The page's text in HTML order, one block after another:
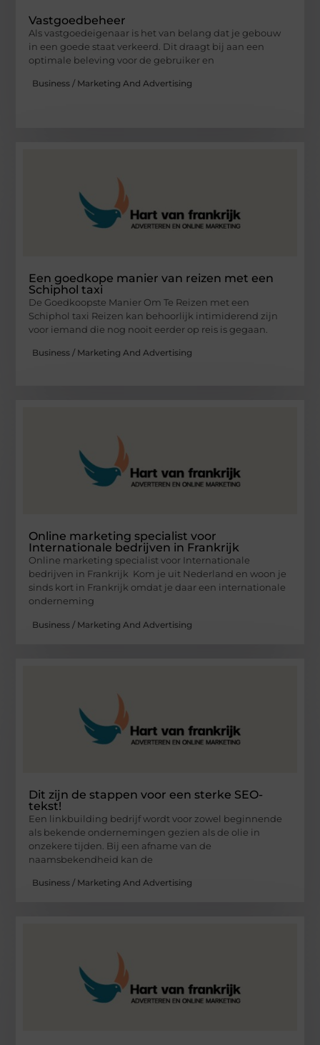
Vastgoedbeheer
Als vastgoedeigenaar is het van belang dat je gebouw
in een goede staat verkeerd. Dit draagt bij aan een
optimale beleving voor de gebruiker en
Business / Marketing And Advertising
Een goedkope manier van reizen met een
Schiphol taxi
De Goedkoopste Manier Om Te Reizen met een
Schiphol taxi Reizen kan behoorlijk intimiderend zijn
voor iemand die nog nooit eerder op reis is gegaan.
Business / Marketing And Advertising
Online marketing specialist voor
Internationale bedrijven in Frankrijk
Online marketing specialist voor Internationale
bedrijven in Frankrijk Kom je uit Nederland en woon je
sinds kort in Frankrijk omdat je daar een internationale
onderneming
Business / Marketing And Advertising
Dit zijn de stappen voor een sterke SEO-
tekst!
Een linkbuilding bedrijf wordt voor zowel beginnende
als bekende ondernemingen gezien als de olie in
onzekere tijden. Bij een afname van de
naamsbekendheid kan de
Business / Marketing And Advertising